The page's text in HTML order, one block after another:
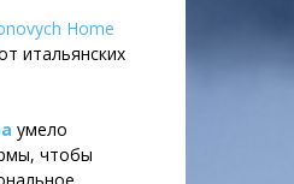
Home
итальянских
умело
чтобы